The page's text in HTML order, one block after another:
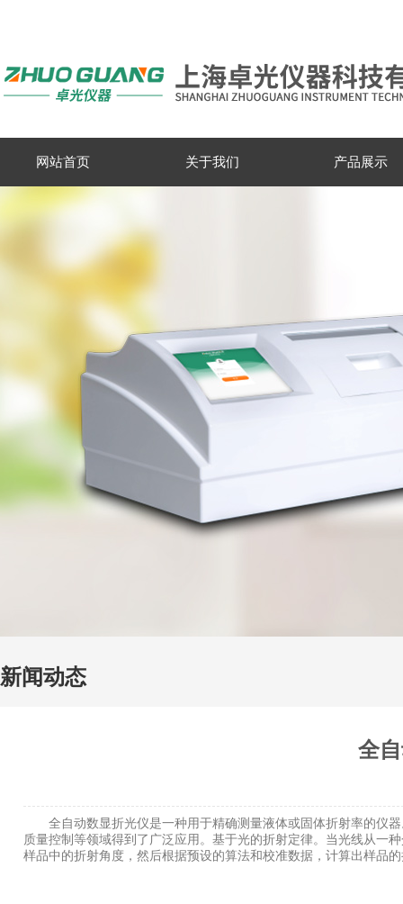
网站首页 关于我们 产品展示
新闻动态
全
全自动数显折光仪是一种用于精确测量液体或固体折射率的仪器
质量控制等领域得到了广泛应用。基于光的折射定律。当光线从一
样品中的折射角度，然后根据预设的算法和校准数据，计算出样品